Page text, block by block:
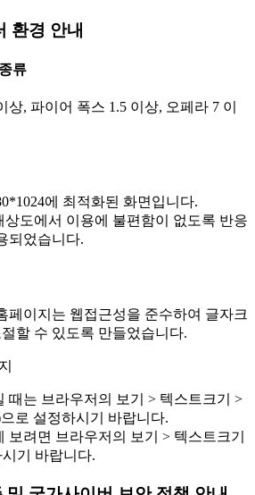
환경 안내
류
상, 파이어 폭스 1.5 이상, 오페라 7 이
에 최적화된 화면입니다.
상도에서 이용에 불편함이 없도록 반응
되었습니다.
페이지는 웹접근성을 준수하여 글자크
할 수 있도록 만들었습니다.
때는 브라우저의 보기 > 텍스트크기 >
로 설정하시기 바랍니다.
보려면 브라우저의 보기 > 텍스트크기
기 바랍니다.